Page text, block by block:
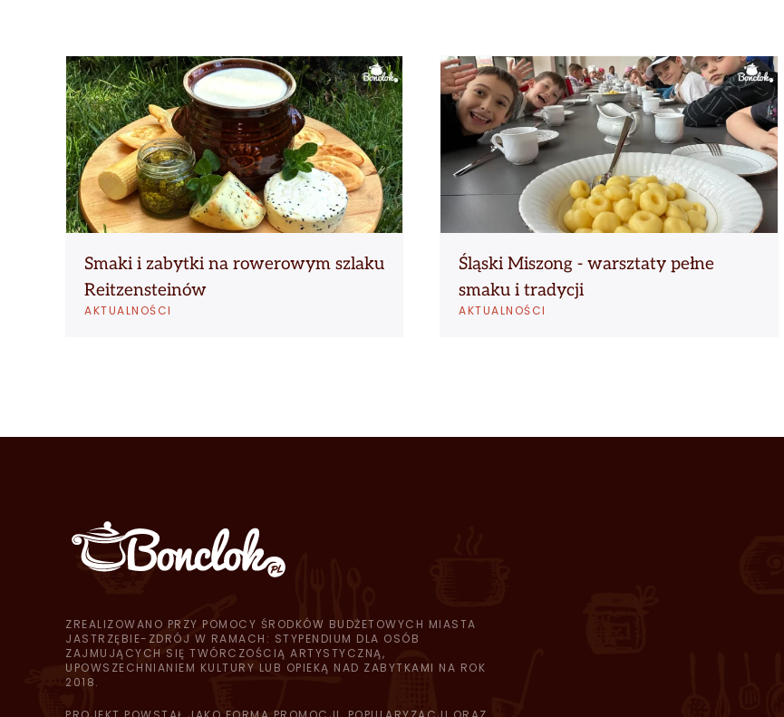
Smaki i zabytki na rowerowym szlaku
Reitzensteinów
AKTUALNOŚCI
Śląski Miszong - warsztaty pełne
smaku i tradycji
AKTUALNOŚCI
ZREALIZOWANO PRZY POMOCY ŚRODKÓW BUDŻETOWYCH MIASTA
JASTRZĘBIE-ZDRÓJ W RAMACH: STYPENDIUM DLA OSÓB
ZAJMUJĄCYCH SIĘ TWÓRCZOŚCIĄ ARTYSTYCZNĄ,
UPOWSZECHNIANIEM KULTURY LUB OPIEKĄ NAD ZABYTKAMI NA ROK
2018.